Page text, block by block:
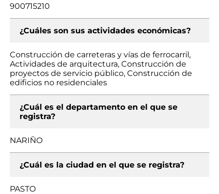
900715210
¿Cuáles son sus actividades económicas?
Construcción de carreteras y vías de ferrocarril,
Actividades de arquitectura, Construcción de
proyectos de servicio público, Construcción de
edificios no residenciales
¿Cuál es el departamento en el que se
registra?
NARIÑO
¿Cuál es la ciudad en el que se registra?
PASTO